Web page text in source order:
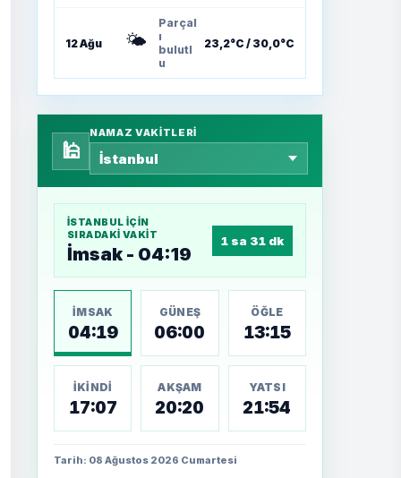
12 Ağu 🌤️
Parçal
ı
bulutl
u
23,2°C / 30,0°C
🕌
NAMAZ VAKITLERI
İSTANBUL IÇIN
SIRADAKI VAKIT
İmsak - 04:19
1 sa 31 dk
İMSAK
04:19
GÜNEŞ
06:00
ÖĞLE
13:15
İKINDI
17:07
AKŞAM
20:20
YATSI
21:54
Tarih: 08 Ağustos 2026 Cumartesi